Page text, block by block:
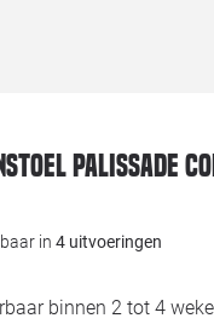
Palissade
in 4 uitvoeringen
binnen 2 tot 4